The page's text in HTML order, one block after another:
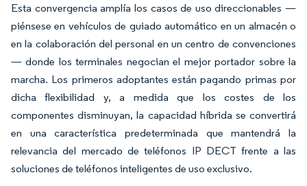
Esta convergencia amplía los casos de uso direccionables —
piénsese en vehículos de guiado automático en un almacén o
en la colaboración del personal en un centro de convenciones
— donde los terminales negocian el mejor portador sobre la
marcha. Los primeros adoptantes están pagando primas por
dicha flexibilidad y, a medida que los costes de los
componentes disminuyan, la capacidad híbrida se convertirá
en una característica predeterminada que mantendrá la
relevancia del mercado de teléfonos IP DECT frente a las
soluciones de teléfonos inteligentes de uso exclusivo.